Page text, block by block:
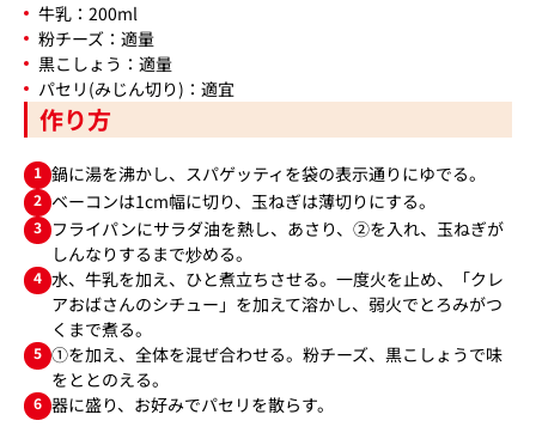
牛乳：200ml
粉チーズ：適量
黒こしょう：適量
パセリ(みじん切り)：適宜
作り方
1 鍋に湯を沸かし、スパゲッティを袋の表示通りにゆでる。
2 ベーコンは1cm幅に切り、玉ねぎは薄切りにする。
3 フライパンにサラダ油を熱し、あさり、②を入れ、玉ねぎが
しんなりするまで炒める。
4 水、牛乳を加え、ひと煮立ちさせる。一度火を止め、「クレ
アおばさんのシチュー」を加えて溶かし、弱火でとろみがつ
くまで煮る。
5 ①を加え、全体を混ぜ合わせる。粉チーズ、黒こしょうで味
をととのえる。
6 器に盛り、お好みでパセリを散らす。